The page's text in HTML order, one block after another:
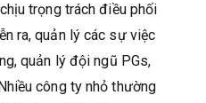
trọng trách điều phối
ra, quản lý các sự việc
quản lý đội ngũ PGs,
công ty nhỏ thường